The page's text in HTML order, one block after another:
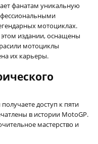
фанатам уникальную
мотоциклах.
издании, оснащены
мотоциклы
их карьеры.
доступ к пяти
в истории MotoGP.
мастерство и